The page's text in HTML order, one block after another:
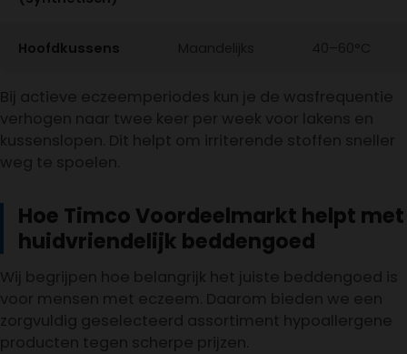
Hoofdkussens
Bij actieve eczeemperiodes kun je de wasfrequentie
verhogen naar twee keer per week voor lakens en
kussenslopen. Dit helpt om irriterende stoffen sneller
weg te spoelen.
Hoe Timco Voordeelmarkt helpt met
huidvriendelijk beddengoed
Wij begrijpen hoe belangrijk het juiste beddengoed is
voor mensen met eczeem. Daarom bieden we een
zorgvuldig geselecteerd assortiment hypoallergene
producten tegen scherpe prijzen.